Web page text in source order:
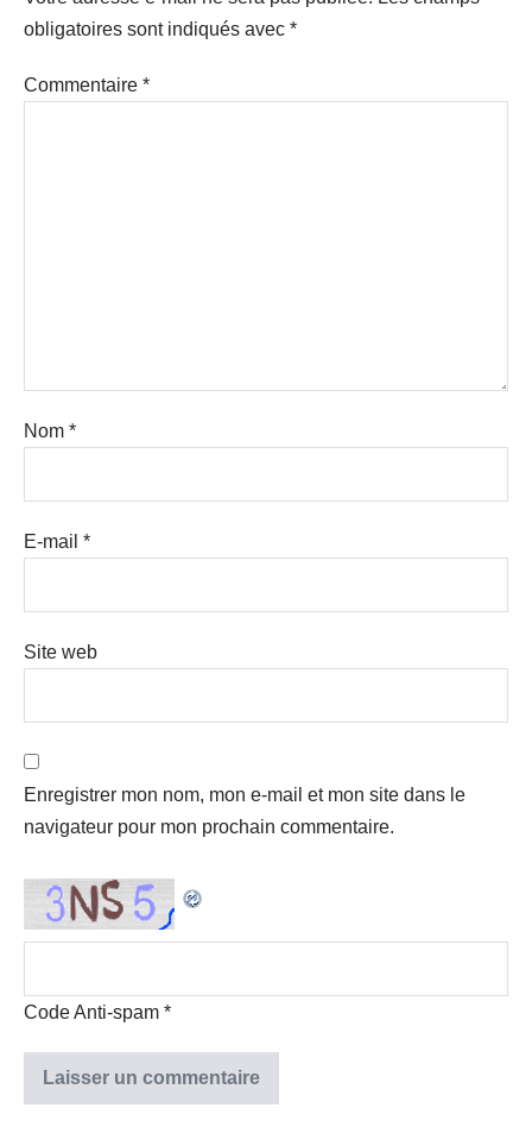
obligatoires sont indiqués avec *
Commentaire *
Nom *
E-mail *
Site web
Enregistrer mon nom, mon e-mail et mon site dans le
navigateur pour mon prochain commentaire.
Code Anti-spam *